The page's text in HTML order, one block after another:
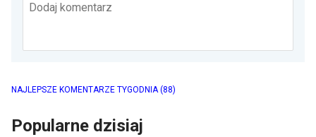
Dodaj komentarz
NAJLEPSZE KOMENTARZE TYGODNIA(88)
Popularne dzisiaj